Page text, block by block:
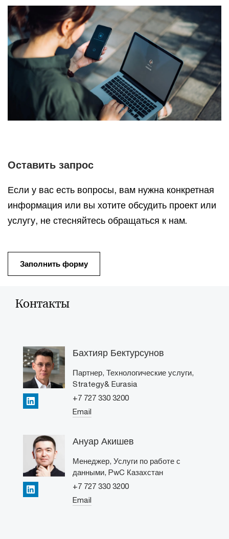
Оставить запрос
Если у вас есть вопросы, вам нужна конкретная
информация или вы хотите обсудить проект или
услугу, не стесняйтесь обращаться к нам.
Заполнить форму
Контакты
LinkedIn
Бахтияр Бектурсунов
Партнер, Технологические услуги,
Strategy& Eurasia
+7 727 330 3200
Email
LinkedIn
Ануар Акишев
Менеджер, Услуги по работе с
данными, PwC Казахстан
+7 727 330 3200
Email